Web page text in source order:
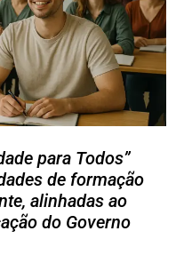
para Todos”
de formação
alinhadas ao
do Governo